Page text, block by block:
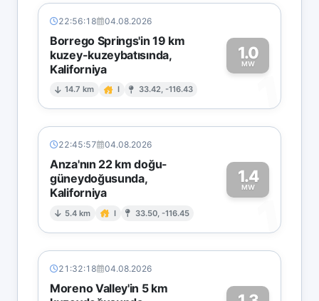
22:56:18 04.08.2026
Borrego Springs'in 19 km
kuzey-kuzeybatısında,
Kaliforniya
14.7 km I 33.42, -116.43
1.0
MW
1
22:45:57 04.08.2026
Anza'nın 22 km doğu-
güneydoğusunda,
Kaliforniya
5.4 km I 33.50, -116.45
1.4
MW
1
21:32:18 04.08.2026
Moreno Valley'in 5 km